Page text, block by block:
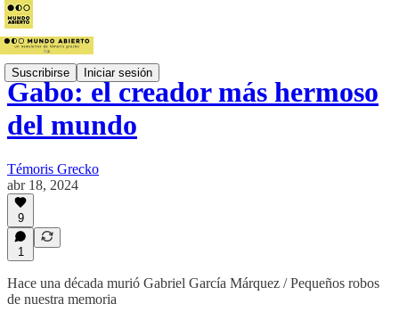
Suscribirse Iniciar sesión
Gabo: el creador más hermoso
del mundo
Témoris Grecko
abr 18, 2024
9
1
Hace una década murió Gabriel García Márquez / Pequeños robos
de nuestra memoria